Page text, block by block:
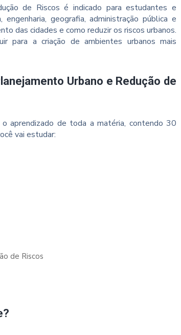
de Riscos é indicado para estudantes e
geografia, administração pública e
das cidades e como reduzir os riscos urbanos.
para a criação de ambientes urbanos mais
Urbano e Redução de
aprendizado de toda a matéria, contendo 30
vai estudar:
de Riscos